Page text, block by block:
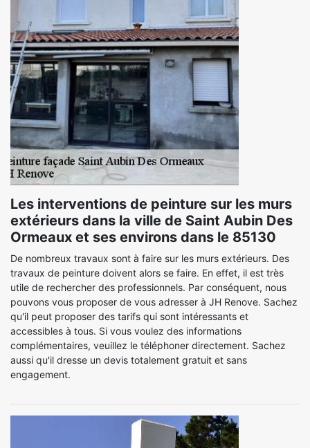
Les interventions de peinture sur les murs
extérieurs dans la ville de Saint Aubin Des
Ormeaux et ses environs dans le 85130
De nombreux travaux sont à faire sur les murs extérieurs. Des
travaux de peinture doivent alors se faire. En effet, il est très
utile de rechercher des professionnels. Par conséquent, nous
pouvons vous proposer de vous adresser à JH Renove. Sachez
qu'il peut proposer des tarifs qui sont intéressants et
accessibles à tous. Si vous voulez des informations
complémentaires, veuillez le téléphoner directement. Sachez
aussi qu'il dresse un devis totalement gratuit et sans
engagement.